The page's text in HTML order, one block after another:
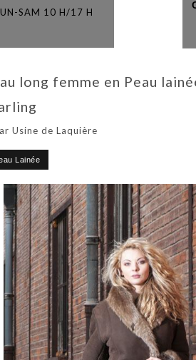
SAM 10 H/17 H
long femme en Peau
Usine de Laquière